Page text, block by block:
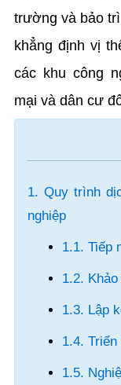
trường và bảo
khẳng định vị
các khu công
mại và dân cư
1. Quy trình
nghiệp
1.1. Tiếp
1.2.
1.3. Lập
1.4.
1.5.